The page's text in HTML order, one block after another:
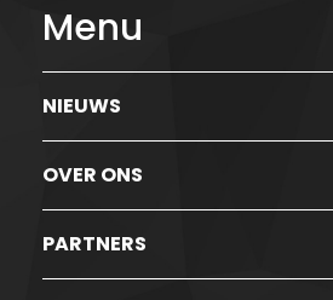
Menu
NIEUWS
OVER ONS
PARTNERS